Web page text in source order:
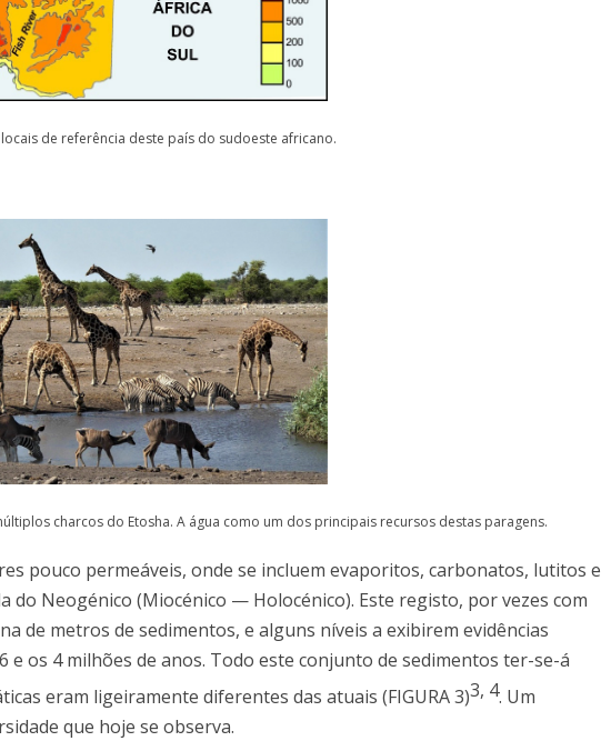
de referência deste país do sudoeste africano.
charcos do Etosha. A água como um dos principais recursos destas paragens.
pouco permeáveis, onde se incluem evaporitos, carbonatos, lutitos e
do Neogénico (Miocénico — Holocénico). Este registo, por vezes com
de metros de sedimentos, e alguns níveis a exibirem evidências
os 4 milhões de anos. Todo este conjunto de sedimentos ter-se-á
eram ligeiramente diferentes das atuais (FIGURA 3)3, 4. Um
que hoje se observa.